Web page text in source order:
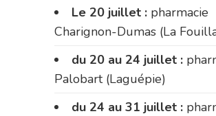
Le 20 juillet : pharmacie
Charignon-Dumas (La
du 20 au 24 juillet :
Palobart (Laguépie)
du 24 au 31 juillet :